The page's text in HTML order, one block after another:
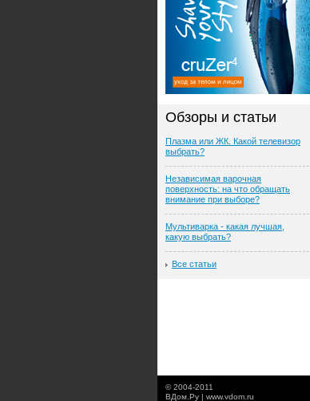
Обзоры и статьи
Плазма или ЖК. Какой телевизор
выбрать?
Независимая варочная
поверхность: на что обращать
внимание при выборе?
Мультиварка - какая лучшая,
какую выбрать?
Все статьи
© 2004-2011
ВДом.Ру | www.vdom.ru